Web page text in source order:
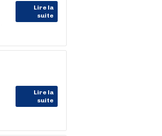
Lire la
suite
Lire la
suite